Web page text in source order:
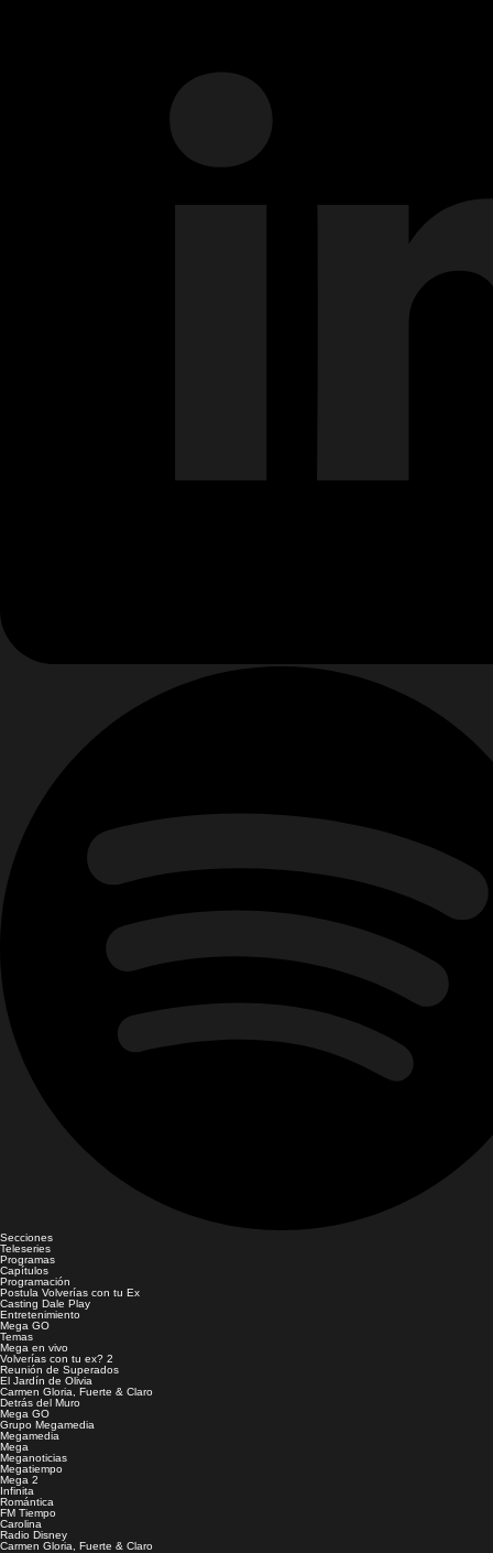
Secciones
Teleseries
Programas
Capítulos
Programación
Postula Volverías con tu Ex
Casting Dale Play
Entretenimiento
Mega GO
Temas
Mega en vivo
Volverías con tu ex? 2
Reunión de Superados
El Jardín de Olivia
Carmen Gloria, Fuerte & Claro
Detrás del Muro
Mega GO
Grupo Megamedia
Megamedia
Mega
Meganoticias
Megatiempo
Mega 2
Infinita
Romántica
FM Tiempo
Carolina
Radio Disney
Carmen Gloria, Fuerte & Claro